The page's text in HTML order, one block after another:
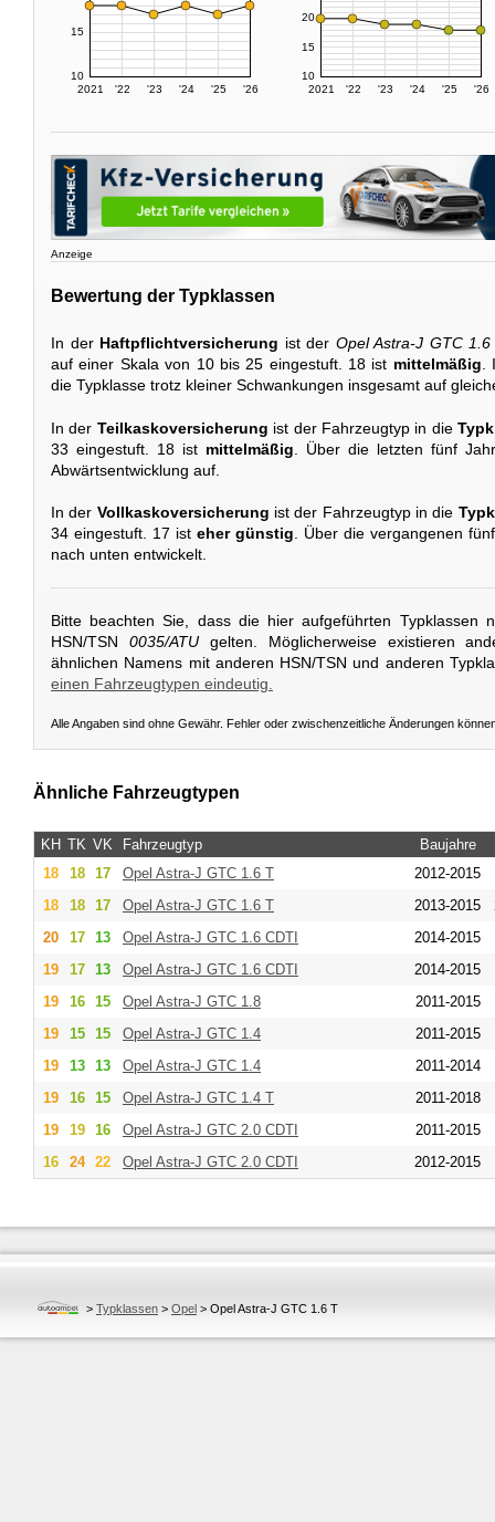
2021 '22 '23 '24 '25 '26
10
15
2021 '22 '23 '24 '25 '26
10
15
20
Anzeige
Bewertung der Typklassen
In der Haftpflichtversicherung ist der Opel Astra-J GTC 1.6
auf einer Skala von 10 bis 25 eingestuft. 18 ist mittelmäßig
die Typklasse trotz kleiner Schwankungen insgesamt auf
In der Teilkaskoversicherung ist der Fahrzeugtyp in die
33 eingestuft. 18 ist mittelmäßig . Über die letzten fünf
Abwärtsentwicklung auf.
In der Vollkaskoversicherung ist der Fahrzeugtyp in die
34 eingestuft. 17 ist eher günstig. Über die vergangenen
nach unten entwickelt.
Bitte beachten Sie, dass die hier aufgeführten Typklassen
HSN/TSN 0035/ATUgelten. Möglicherweise existieren
ähnlichen Namens mit anderen HSN/TSN und anderen
einen Fahrzeugtypen eindeutig.
Alle Angaben sind ohne Gewähr. Fehler oder zwischenzeitliche Änderungen
Ähnliche Fahrzeugtypen
KH TK VK Fahrzeugtyp
Baujahre
18
18 17 Opel Astra-J GTC 1.6 T 2012-2015
18
18 17 Opel Astra-J GTC 1.6 T 2013-2015
20
17 13 Opel Astra-J GTC 1.6 CDTI 2014-2015
19
17 13 Opel Astra-J GTC 1.6 CDTI
2014-2015
19
16 15 Opel Astra-J GTC 1.8 2011-2015
19
15 15 Opel Astra-J GTC 1.4
2011-2015
19
13 13 Opel Astra-J GTC 1.4
2011-2014
19
16 15 Opel Astra-J GTC 1.4 T 2011-2018
19
19 16 Opel Astra-J GTC 2.0 CDTI 2011-2015
16
24 22 Opel Astra-J GTC 2.0 CDTI 2012-2015
> Typklassen > Opel > Opel Astra-J GTC 1.6 T